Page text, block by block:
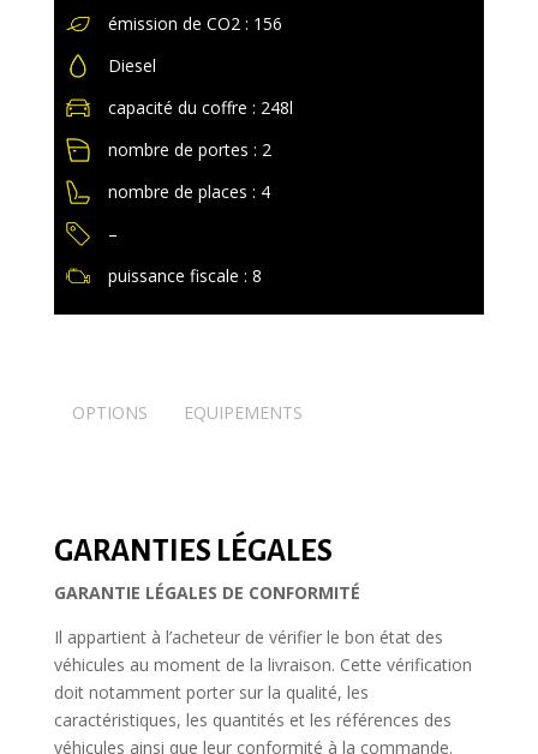
émission de CO2 : 156
Diesel
capacité du coffre : 248l
nombre de portes : 2
nombre de places : 4
–
puissance fiscale : 8
OPTIONS EQUIPEMENTS
GARANTIES LÉGALES
GARANTIE LÉGALES DE CONFORMITÉ
Il appartient à l’acheteur de vérifier le bon état des
véhicules au moment de la livraison. Cette vérification
doit notamment porter sur la qualité, les
caractéristiques, les quantités et les références des
véhicules ainsi que leur conformité à la commande.